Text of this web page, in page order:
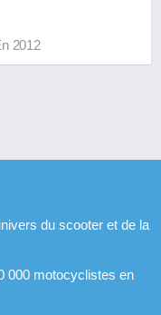
2012
du scooter et de la
000 motocyclistes en